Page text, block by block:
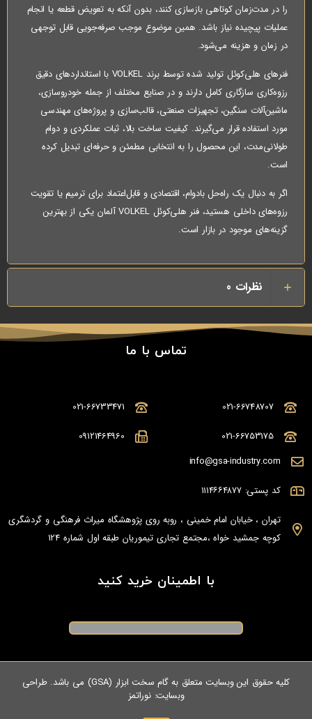
را در مدت‌زمان کوتاهی بازسازی کنند، بدون آنکه به تعویض قطعه یا انجام
عملیات پیچیده نیاز باشد. همین موضوع موجب صرفه‌جویی قابل توجهی
در زمان و هزینه می‌شود.
فنرهای هلی‌کوئل تولید شده توسط برند VOLKEL با استانداردهای دقیق
رزوه‌کاری سازگاری کامل دارند و در صنایع مختلف از جمله خودروسازی،
ماشین‌آلات سنگین، تجهیزات صنعتی، قالب‌سازی و پروژه‌های مهندسی
مورد استفاده قرار می‌گیرند. کیفیت ساخت بالا، ثبات عملکردی و دوام
طولانی‌مدت، این محصول را به انتخابی مطمئن و حرفه‌ای تبدیل کرده
است.
اگر به دنبال یک راه‌حل بادوام، اقتصادی و قابل‌اعتماد برای ترمیم یا تقویت
رزوه‌های داخلی هستید، فنر هلی‌کوئل VOLKEL آلمان یکی از بهترین
گزینه‌های موجود در بازار است.
نظرات 0
تماس با ما
021-66748707
021-66753175
021-66733471
09121464960
info@gsa-industry.com
کد پستی: ۱۱۱۴۶۶۴۸۷۷
تهران ، خیابان امام خمینی ، روبه روی پژوهشگاه میراث فرهنگی و گردشگری
کوچه جمشید خواه ،مجتمع تجاری تیموریان طبقه اول شماره 124
با اطمینان خرید کنید
کلیه حقوق این وبسایت متعلق به گام سخت ابزار (GSA) می باشد. طراحی
وبسایت:نوراتمز